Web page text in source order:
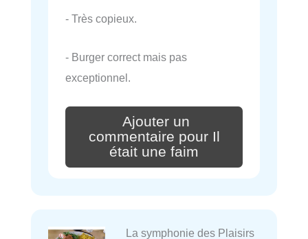
- Très copieux.
- Burger correct mais pas
exceptionnel.
Ajouter un
commentaire pour Il
était une faim
La symphonie des Plaisirs